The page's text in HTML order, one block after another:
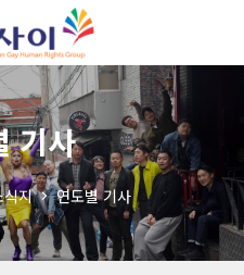
기사
식지 연도별 기사